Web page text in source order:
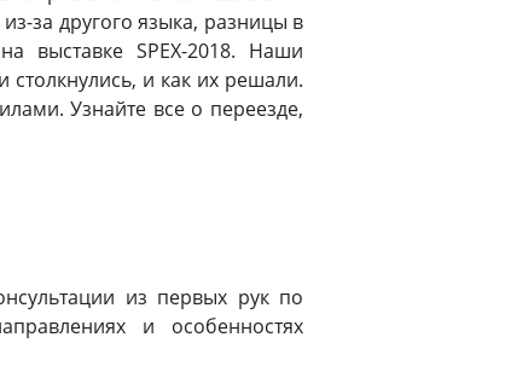
за другого языка, разницы в
выставке SPEX-2018. Наши
столкнулись, и как их решали.
Узнайте все о переезде,
из первых рук по
и особенностях